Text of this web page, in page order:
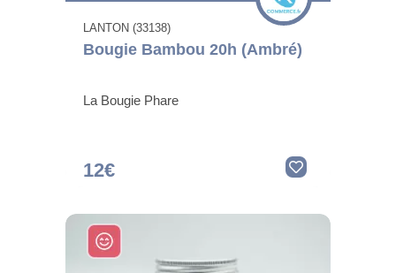
LANTON (33138)
Bougie Bambou 20h (Ambré)
La Bougie Phare
12€